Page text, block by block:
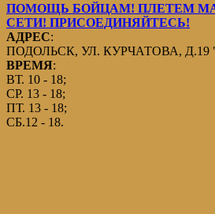
ПОМОЩЬ БОЙЦАМ! ПЛЕТЕМ
СЕТИ! ПРИСОЕДИНЯЙТЕСЬ!
АДРЕС:
ПОДОЛЬСК, УЛ. КУРЧАТОВА,
ВРЕМЯ:
ВТ. 10 - 18;
СР. 13 - 18;
ПТ. 13 - 18;
СБ.12 - 18.